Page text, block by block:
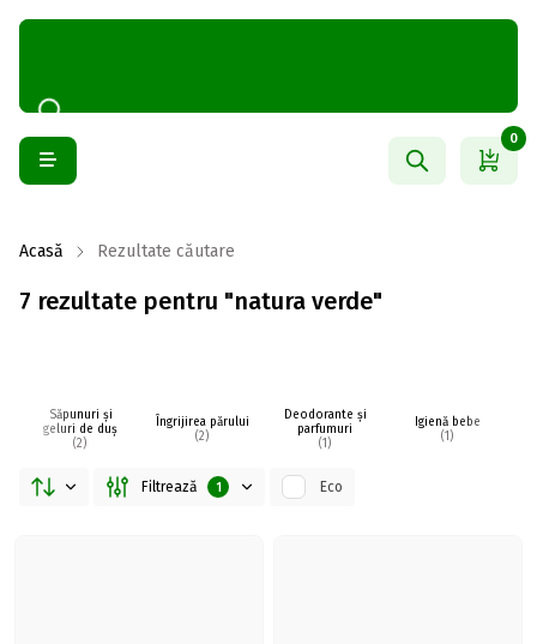
0
Acasă Rezultate căutare
7 rezultate pentru "natura verde"
Săpunuri și
geluri de duș
(2)
Îngrijirea părului
(2)
Deodorante și
parfumuri
(1)
Igienă bebe
(1)
Filtrează 1 Eco